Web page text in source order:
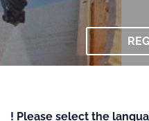
! Please select the